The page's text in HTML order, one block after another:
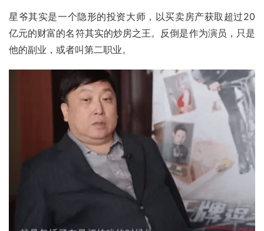
星爷其实是一个隐形的投资大师，以买卖房产获取超过20
亿元的财富的名符其实的炒房之王。反倒是作为演员，只是
他的副业，或者叫第二职业。